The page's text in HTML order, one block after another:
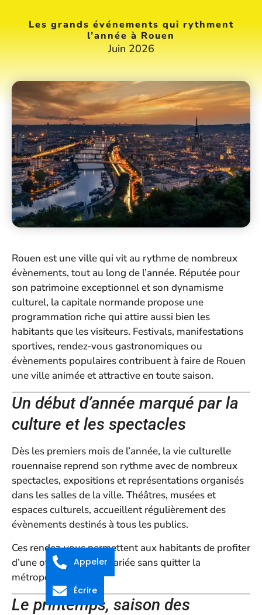
Les grands événements qui rythment
l’année à Rouen
Juin 2026
Rouen est une ville qui vit au rythme de nombreux
évènements, tout au long de l’année. Réputée pour
son patrimoine exceptionnel et son dynamisme
culturel, la capitale normande propose une
programmation riche qui attire aussi bien les
habitants que les visiteurs. Festivals, manifestations
sportives, rendez-vous gastronomiques ou
évènements populaires contribuent à faire de Rouen
une ville animée et attractive en toute saison.
Un début d’année marqué par la
culture et les spectacles
Dès les premiers mois de l’année, la vie culturelle
rouennaise reprend son rythme avec de nombreux
spectacles, expositions et représentations organisés
dans les salles de la ville. Théâtres, musées et
espaces culturels, accueillent régulièrement des
évènements destinés à tous les publics.
Ces rendez-vous permettent aux habitants de profiter
d’une offre culturelle variée sans quitter la
métropole.
Le printemps, saison des
Appeler
Écrire